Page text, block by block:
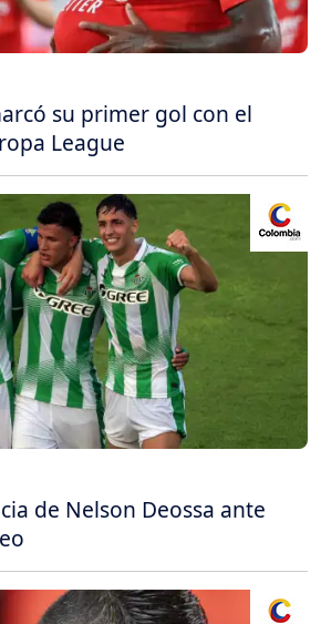
su primer gol con el
League
de Nelson Deossa ante